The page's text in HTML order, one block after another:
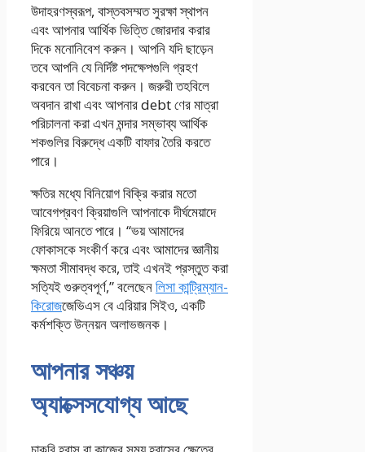
উদাহরণস্বরূপ, বাস্তবসম্মত সুরক্ষা স্থাপন
এবং আপনার আর্থিক ভিত্তি জোরদার করার
দিকে মনোনিবেশ করুন। আপনি যদি ছাড়েন
তবে আপনি যে নির্দিষ্ট পদক্ষেপগুলি গ্রহণ
করবেন তা বিবেচনা করুন। জরুরী তহবিলে
অবদান রাখা এবং আপনার debt ণের মাত্রা
পরিচালনা করা এখন মন্দার সম্ভাব্য আর্থিক
শকগুলির বিরুদ্ধে একটি বাফার তৈরি করতে
পারে।
ক্ষতির মধ্যে বিনিয়োগ বিক্রি করার মতো
আবেগপ্রবণ ক্রিয়াগুলি আপনাকে দীর্ঘমেয়াদে
ফিরিয়ে আনতে পারে। “ভয় আমাদের
ফোকাসকে সংকীর্ণ করে এবং আমাদের জ্ঞানীয়
ক্ষমতা সীমাবদ্ধ করে, তাই এখনই প্রস্তুত করা
সত্যিই গুরুত্বপূর্ণ,” বলেছেনলিসা কান্ট্রিম্যান-
কিরোজজেভিএস বে এরিয়ার সিইও, একটি
কর্মশক্তি উন্নয়ন অলাভজনক।
আপনার সঞ্চয়
অ্যাক্সেসযোগ্য আছে